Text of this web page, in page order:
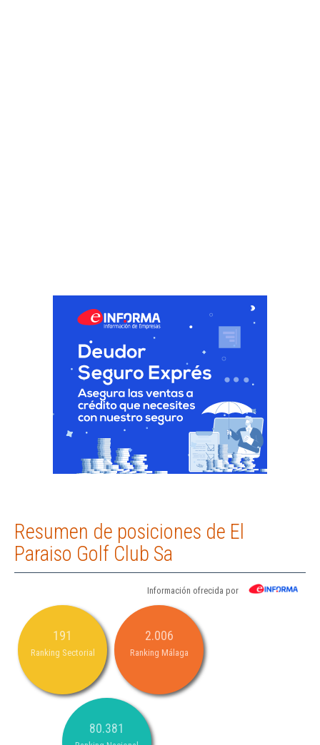
Resumen de posiciones de El
Paraiso Golf Club Sa
Información ofrecida por
191
Ranking Sectorial
2.006
Ranking Málaga
80.381